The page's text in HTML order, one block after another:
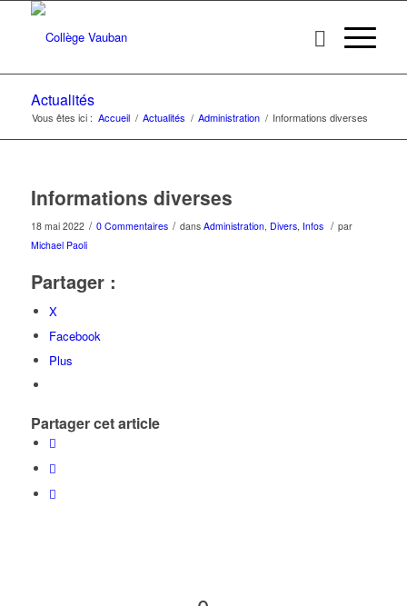
Actualités
Vous êtes ici : Accueil / Actualités / Administration / Informations diverses
Informations diverses
18 mai 2022 / 0 Commentaires / dans Administration, Divers, Infos / par
Michael Paoli
Partager :
X
Facebook
Plus
Partager cet article